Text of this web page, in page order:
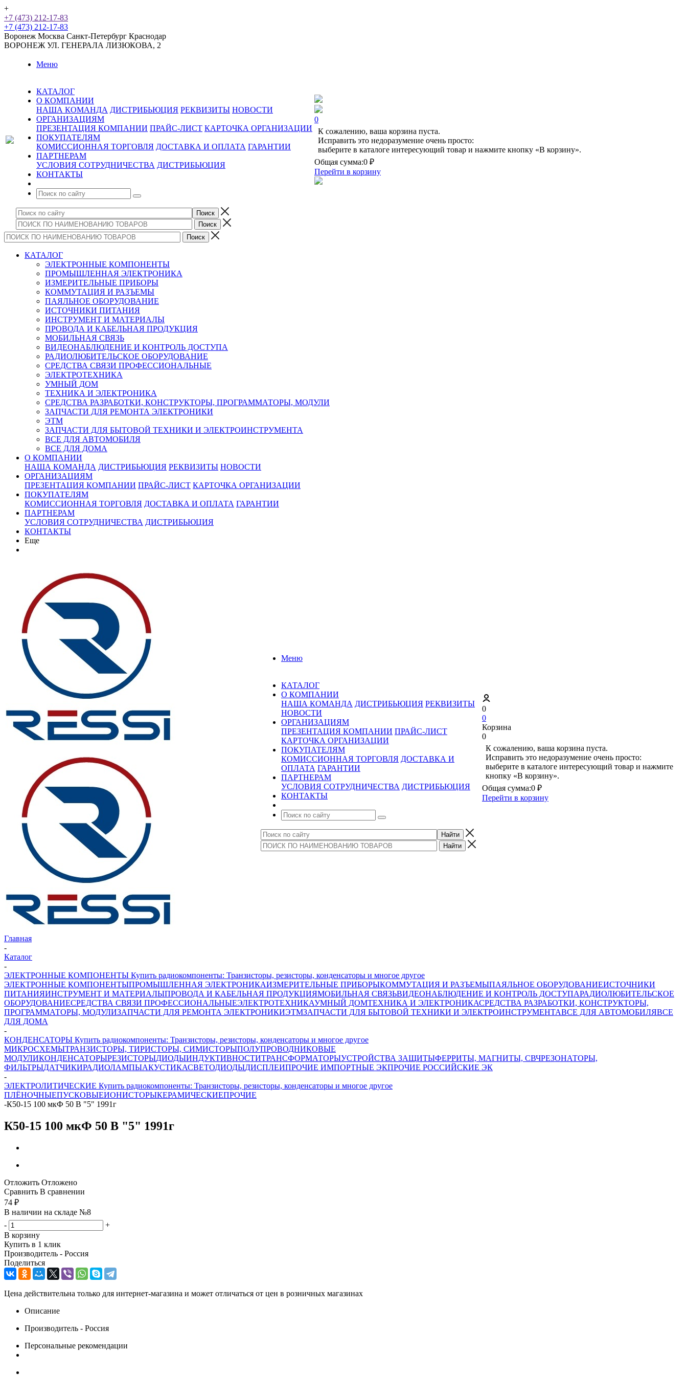
+
+7 (473) 212-17-83
+7 (473) 212-17-83
Воронеж Москва Санкт-Петербург Краснодар
ВОРОНЕЖ УЛ. ГЕНЕРАЛА ЛИЗЮКОВА, 2
Меню
КАТАЛОГ
О КОМПАНИИ
НАША КОМАНДА ДИСТРИБЬЮЦИЯ РЕКВИЗИТЫ НОВОСТИ
ОРГАНИЗАЦИЯМ
ПРЕЗЕНТАЦИЯ КОМПАНИИ ПРАЙС-ЛИСТ КАРТОЧКА ОРГАНИЗАЦИИ
ПОКУПАТЕЛЯМ
КОМИССИОННАЯ ТОРГОВЛЯ ДОСТАВКА И ОПЛАТА ГАРАНТИИ
ПАРТНЕРАМ
УСЛОВИЯ СОТРУДНИЧЕСТВА ДИСТРИБЬЮЦИЯ
КОНТАКТЫ
0
К сожалению, ваша корзина пуста.
Исправить это недоразумение очень просто:
выберите в каталоге интересующий товар и нажмите кнопку «В корзину».
Общая сумма:0 ₽
Перейти в корзину
КАТАЛОГ
ЭЛЕКТРОННЫЕ КОМПОНЕНТЫ
ПРОМЫШЛЕННАЯ ЭЛЕКТРОНИКА
ИЗМЕРИТЕЛЬНЫЕ ПРИБОРЫ
КОММУТАЦИЯ И РАЗЪЕМЫ
ПАЯЛЬНОЕ ОБОРУДОВАНИЕ
ИСТОЧНИКИ ПИТАНИЯ
ИНСТРУМЕНТ И МАТЕРИАЛЫ
ПРОВОДА И КАБЕЛЬНАЯ ПРОДУКЦИЯ
МОБИЛЬНАЯ СВЯЗЬ
ВИДЕОНАБЛЮДЕНИЕ И КОНТРОЛЬ ДОСТУПА
РАДИОЛЮБИТЕЛЬСКОЕ ОБОРУДОВАНИЕ
СРЕДСТВА СВЯЗИ ПРОФЕССИОНАЛЬНЫЕ
ЭЛЕКТРОТЕХНИКА
УМНЫЙ ДОМ
ТЕХНИКА И ЭЛЕКТРОНИКА
СРЕДСТВА РАЗРАБОТКИ, КОНСТРУКТОРЫ, ПРОГРАММАТОРЫ, МОДУЛИ
ЗАПЧАСТИ ДЛЯ РЕМОНТА ЭЛЕКТРОНИКИ
ЭТМ
ЗАПЧАСТИ ДЛЯ БЫТОВОЙ ТЕХНИКИ И ЭЛЕКТРОИНСТРУМЕНТА
ВСЕ ДЛЯ АВТОМОБИЛЯ
ВСЕ ДЛЯ ДОМА
О КОМПАНИИ
НАША КОМАНДА ДИСТРИБЬЮЦИЯ РЕКВИЗИТЫ НОВОСТИ
ОРГАНИЗАЦИЯМ
ПРЕЗЕНТАЦИЯ КОМПАНИИ ПРАЙС-ЛИСТ КАРТОЧКА ОРГАНИЗАЦИИ
ПОКУПАТЕЛЯМ
КОМИССИОННАЯ ТОРГОВЛЯ ДОСТАВКА И ОПЛАТА ГАРАНТИИ
ПАРТНЕРАМ
УСЛОВИЯ СОТРУДНИЧЕСТВА ДИСТРИБЬЮЦИЯ
КОНТАКТЫ
Еще
Меню
КАТАЛОГ
О КОМПАНИИ
НАША КОМАНДА ДИСТРИБЬЮЦИЯ РЕКВИЗИТЫ
НОВОСТИ
ОРГАНИЗАЦИЯМ
ПРЕЗЕНТАЦИЯ КОМПАНИИ ПРАЙС-ЛИСТ
КАРТОЧКА ОРГАНИЗАЦИИ
ПОКУПАТЕЛЯМ
КОМИССИОННАЯ ТОРГОВЛЯ ДОСТАВКА И
ОПЛАТА ГАРАНТИИ
ПАРТНЕРАМ
УСЛОВИЯ СОТРУДНИЧЕСТВА ДИСТРИБЬЮЦИЯ
КОНТАКТЫ
0
0
Корзина
0
К сожалению, ваша корзина пуста.
Исправить это недоразумение очень просто:
выберите в каталоге интересующий товар и нажмите
кнопку «В корзину».
Общая сумма:0 ₽
Перейти в корзину
Главная
-
Каталог
-
ЭЛЕКТРОННЫЕ КОМПОНЕНТЫ Купить радиокомпоненты: Транзисторы, резисторы, конденсаторы и многое другое
ЭЛЕКТРОННЫЕ КОМПОНЕНТЫПРОМЫШЛЕННАЯ ЭЛЕКТРОНИКАИЗМЕРИТЕЛЬНЫЕ ПРИБОРЫКОММУТАЦИЯ И РАЗЪЕМЫПАЯЛЬНОЕ ОБОРУДОВАНИЕИСТОЧНИКИ
ПИТАНИЯИНСТРУМЕНТ И МАТЕРИАЛЫПРОВОДА И КАБЕЛЬНАЯ ПРОДУКЦИЯМОБИЛЬНАЯ СВЯЗЬВИДЕОНАБЛЮДЕНИЕ И КОНТРОЛЬ ДОСТУПАРАДИОЛЮБИТЕЛЬСКОЕ
ОБОРУДОВАНИЕСРЕДСТВА СВЯЗИ ПРОФЕССИОНАЛЬНЫЕЭЛЕКТРОТЕХНИКАУМНЫЙ ДОМТЕХНИКА И ЭЛЕКТРОНИКАСРЕДСТВА РАЗРАБОТКИ, КОНСТРУКТОРЫ,
ПРОГРАММАТОРЫ, МОДУЛИЗАПЧАСТИ ДЛЯ РЕМОНТА ЭЛЕКТРОНИКИЭТМЗАПЧАСТИ ДЛЯ БЫТОВОЙ ТЕХНИКИ И ЭЛЕКТРОИНСТРУМЕНТАВСЕ ДЛЯ АВТОМОБИЛЯВСЕ
ДЛЯ ДОМА
-
КОНДЕНСАТОРЫ Купить радиокомпоненты: Транзисторы, резисторы, конденсаторы и многое другое
МИКРОСХЕМЫТРАНЗИСТОРЫ, ТИРИСТОРЫ, СИМИСТОРЫПОЛУПРОВОДНИКОВЫЕ
МОДУЛИКОНДЕНСАТОРЫРЕЗИСТОРЫДИОДЫИНДУКТИВНОСТИТРАНСФОРМАТОРЫУСТРОЙСТВА ЗАЩИТЫФЕРРИТЫ, МАГНИТЫ, СВЧРЕЗОНАТОРЫ,
ФИЛЬТРЫДАТЧИКИРАДИОЛАМПЫАКУСТИКАСВЕТОДИОДЫДИСПЛЕИПРОЧИЕ ИМПОРТНЫЕ ЭКПРОЧИЕ РОССИЙСКИЕ ЭК
-
ЭЛЕКТРОЛИТИЧЕСКИЕ Купить радиокомпоненты: Транзисторы, резисторы, конденсаторы и многое другое
ПЛЁНОЧНЫЕПУСКОВЫЕИОНИСТОРЫКЕРАМИЧЕСКИЕПРОЧИЕ
-К50-15 100 мкФ 50 В "5" 1991г
К50-15 100 мкФ 50 В "5" 1991г
Отложить Отложено
Сравнить В сравнении
74 ₽
В наличии на складе №8
-
+
В корзину
Купить в 1 клик
Производитель - Россия
Поделиться
Цена действительна только для интернет-магазина и может отличаться от цен в розничных магазинах
Описание
Производитель - Россия
Персональные рекомендации